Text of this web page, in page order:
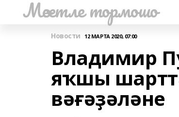
Мәсетле тормошо
Новости 12 МАРТА 2020, 07:00
Владимир
яҡшы
вәғәҙәләне